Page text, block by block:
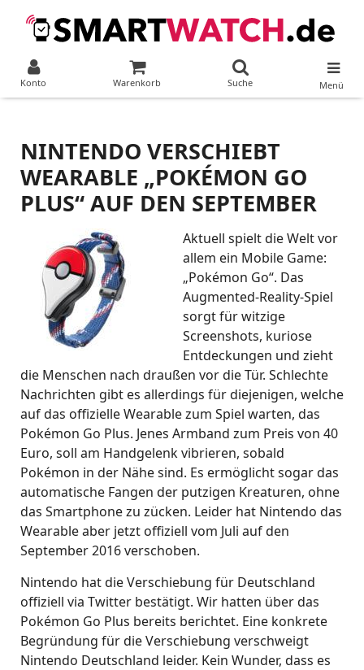
Konto Warenkorb Suche Menü
NINTENDO VERSCHIEBT
WEARABLE „POKÉMON GO
PLUS“ AUF DEN SEPTEMBER
Aktuell spielt die Welt vor
allem ein Mobile Game:
„Pokémon Go“. Das
Augmented-Reality-Spiel
sorgt für witzige
Screenshots, kuriose
Entdeckungen und zieht
die Menschen nach draußen vor die Tür. Schlechte
Nachrichten gibt es allerdings für diejenigen, welche
auf das offizielle Wearable zum Spiel warten, das
Pokémon Go Plus. Jenes Armband zum Preis von 40
Euro, soll am Handgelenk vibrieren, sobald
Pokémon in der Nähe sind. Es ermöglicht sogar das
automatische Fangen der putzigen Kreaturen, ohne
das Smartphone zu zücken. Leider hat Nintendo das
Wearable aber jetzt offiziell vom Juli auf den
September 2016 verschoben.
Nintendo hat die Verschiebung für Deutschland
offiziell via Twitter bestätigt. Wir hatten über das
Pokémon Go Plus bereits berichtet. Eine konkrete
Begründung für die Verschiebung verschweigt
Nintendo Deutschland leider. Kein Wunder, dass es